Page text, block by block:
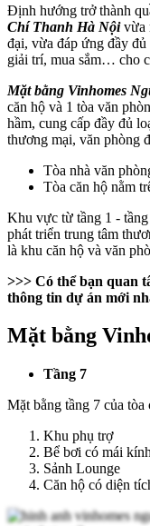
Định hướng trở thành
Chí Thanh Hà Nộivừa
đại, vừa đáp ứng đầy
giải trí, mua sắm… cho
Mặt bằng Vinhomes
căn hộ và 1 tòa văn
hầm, cung cấp đầy đủ
thương mại, văn phòng
Tòa nhà văn
Tòa căn hộ nằm
Khu vực từ tầng 1 -
phát triển trung tâm
là khu căn hộ và văn
>>> Có thể bạn quan
thông tin dự án mới
Mặt bằng
Tầng 7
Mặt bằng tầng 7 của
Khu phụ trợ
Bể bơi có mái kính
Sảnh Lounge
Căn hộ có diện